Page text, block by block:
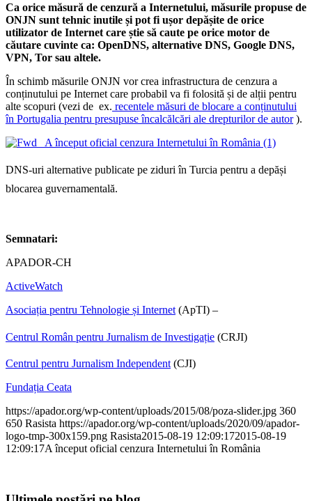
Ca orice măsură de cenzură a Internetului, măsurile propuse de
ONJN sunt tehnic inutile și pot fi ușor depășite de orice
utilizator de Internet care știe să caute pe orice motor de
căutare cuvinte ca: OpenDNS, alternative DNS, Google DNS,
VPN, Tor sau altele.
În schimb măsurile ONJN vor crea infrastructura de cenzura a
conținutului pe Internet care probabil va fi folosită și de alții pentru
alte scopuri (vezi de ex. recentele măsuri de blocare a conținutului
în Portugalia pentru presupuse încalcălcări ale drepturilor de autor).
DNS-uri alternative publicate pe ziduri în Turcia pentru a depăși
blocarea guvernamentală.
Semnatari:
APADOR-CH
ActiveWatch
Asociația pentru Tehnologie și Internet (ApTI) –
Centrul Român pentru Jurnalism de Investigație (CRJI)
Centrul pentru Jurnalism Independent (CJI)
Fundația Ceata
https://apador.org/wp-content/uploads/2015/08/poza-slider.jpg 360
650 Rasista https://apador.org/wp-content/uploads/2020/09/apador-
logo-tmp-300x159.png Rasista2015-08-19 12:09:172015-08-19
12:09:17A început oficial cenzura Internetului în România